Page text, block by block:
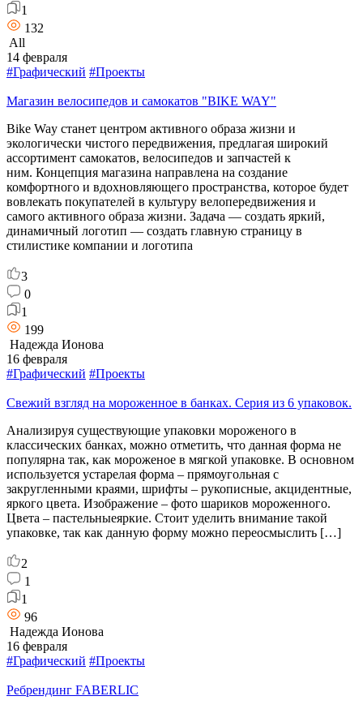
1
132
All
14 февраля
#Графический #Проекты
Магазин велосипедов и самокатов "BIKE WAY"
Bike Way станет центром активного образа жизни и
экологически чистого передвижения, предлагая широкий
ассортимент самокатов, велосипедов и запчастей к
ним. Концепция магазина направлена на создание
комфортного и вдохновляющего пространства, которое будет
вовлекать покупателей в культуру велопередвижения и
самого активного образа жизни. Задача — создать яркий,
динамичный логотип — создать главную страницу в
стилистике компании и логотипа
3
0
1
199
Надежда Ионова
16 февраля
#Графический #Проекты
Свежий взгляд на мороженное в банках. Серия из 6 упаковок.
Анализируя существующие упаковки мороженого в
классических банках, можно отметить, что данная форма не
популярна так, как мороженое в мягкой упаковке. В основном
используется устарелая форма – прямоугольная с
закругленными краями, шрифты – рукописные, акцидентные,
яркого цвета. Изображение – фото шариков мороженного.
Цвета – пастельныеяркие. Стоит уделить внимание такой
упаковке, так как данную форму можно переосмыслить […]
2
1
1
96
Надежда Ионова
16 февраля
#Графический #Проекты
Ребрендинг FABERLIC